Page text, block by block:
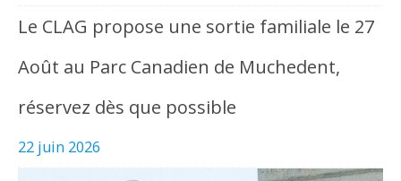
Le CLAG propose une sortie familiale le 27
Août au Parc Canadien de Muchedent,
réservez dès que possible
22 juin 2026